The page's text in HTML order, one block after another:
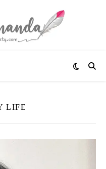
LIFE